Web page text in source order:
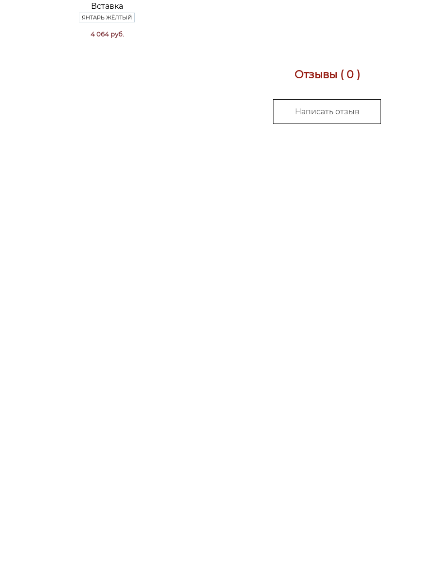
Вставка
ЯНТАРЬ ЖЁЛТЫЙ
4 064 руб.
Отзывы ( 0 )
Написать отзыв